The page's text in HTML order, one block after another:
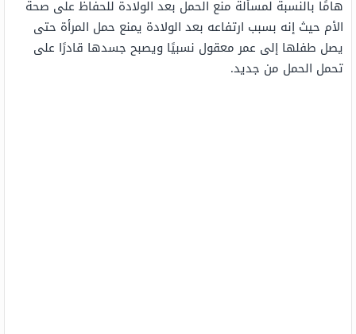
هامًا بالنسبة لمسألة منع الحمل بعد الولادة للحفاظ على صحة
الأم حيث إنه بسبب ارتفاعه بعد الولادة يمنع حمل المرأة حتى
يصل طفلها إلى عمر معقول نسبيًا ويصبح جسدها قادرًا على
تحمل الحمل من جديد.